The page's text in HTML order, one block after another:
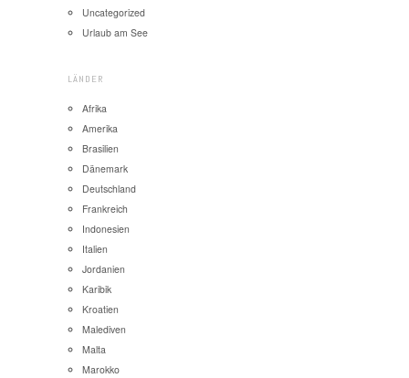
Uncategorized
Urlaub am See
LÄNDER
Afrika
Amerika
Brasilien
Dänemark
Deutschland
Frankreich
Indonesien
Italien
Jordanien
Karibik
Kroatien
Malediven
Malta
Marokko